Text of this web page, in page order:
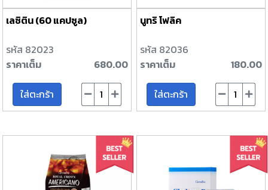
เลซิติน (60 แคปซูล)
รหัส 82023
ราคาเต็ม
680.00
ใส่ตะกร้า
นูทริ โฟลิค
รหัส 82036
ราคาเต็ม
180.00
ใส่ตะกร้า